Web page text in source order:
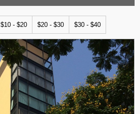
$10 - $20 $20 - $30 $30 - $40